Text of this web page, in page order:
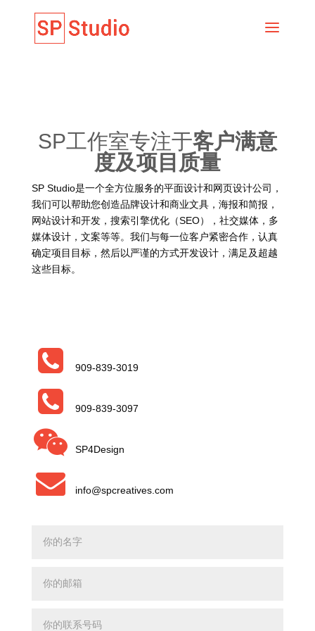
SP工作室专注于客户满意
度及项目质量
SP Studio是一个全方位服务的平面设计和网页设计公司，
我们可以帮助您创造品牌设计和商业文具，海报和简报，
网站设计和开发，搜索引擎优化（SEO），社交媒体，多
媒体设计，文案等等。我们与每一位客户紧密合作，认真
确定项目目标，然后以严谨的方式开发设计，满足及超越
这些目标。
909-839-3019
909-839-3097
SP4Design
info@spcreatives.com